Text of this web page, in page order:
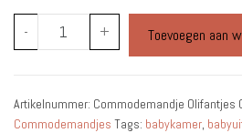
-
Commodemandje
Olifantjes
+ Toevoegen aan
Artikelnummer: Commodemandje Olifantjes
Commodemandjes Tags: babykamer